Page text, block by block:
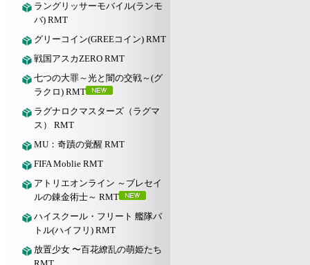
ラングリッサーモバイル(ランモ
バ) RMT
グリーコイン(GREEコイン) RMT
戦国アスカZERO RMT
七つの大罪～光と闇の交戦～(グ
ラクロ) RMT
ラグナロクマスターズ（ラグマ
ス） RMT
MU：奇蹟の覚醒 RMT
FIFA Moblie RMT
アトリエオンライン ～ブレセイ
ルの錬金術士～ RMT
ハイスクール・フリート 艦隊バ
トル(ハイフリ) RMT
放置少女 〜百花繚乱の萌姫たち